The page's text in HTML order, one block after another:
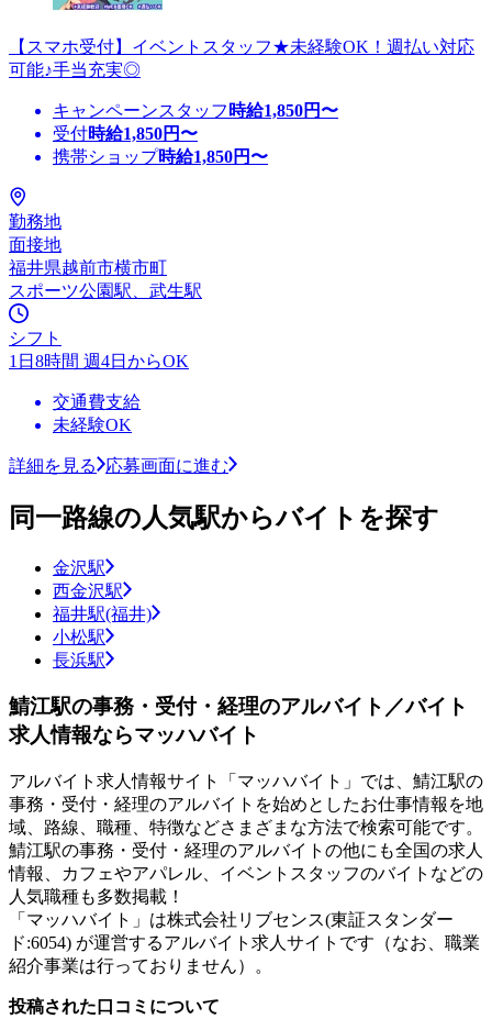
【スマホ受付】イベントスタッフ★未経験OK！週払い対応
可能♪手当充実◎
キャンペーンスタッフ 時給1,850円〜
受付時給1,850円〜
携帯ショップ時給1,850円〜
勤務地
面接地
福井県越前市横市町
スポーツ公園駅、武生駅
シフト
1日8時間 週4日からOK
交通費支給
未経験OK
詳細を見る 応募画面に進む
同一路線の人気駅からバイトを探す
金沢駅
西金沢駅
福井駅(福井)
小松駅
長浜駅
鯖江駅の事務・受付・経理のアルバイト／バイト
求人情報ならマッハバイト
アルバイト求人情報サイト「マッハバイト」では、鯖江駅の
事務・受付・経理のアルバイトを始めとしたお仕事情報を地
域、路線、職種、特徴などさまざまな方法で検索可能です。
鯖江駅の事務・受付・経理のアルバイトの他にも全国の求人
情報、カフェやアパレル、イベントスタッフのバイトなどの
人気職種も多数掲載！
「マッハバイト」は株式会社リブセンス(東証スタンダー
ド:6054) が運営するアルバイト求人サイトです（なお、職業
紹介事業は行っておりません）。
投稿された口コミについて